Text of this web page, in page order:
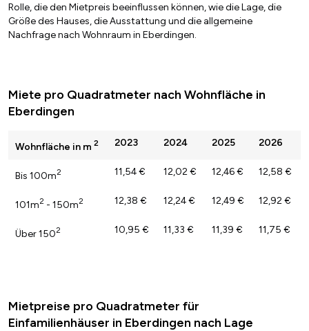
Rolle, die den Mietpreis beeinflussen können, wie die Lage, die
Größe des Hauses, die Ausstattung und die allgemeine
Nachfrage nach Wohnraum in Eberdingen.
Miete pro Quadratmeter nach Wohnfläche in
Eberdingen
Wohnfläche in m 2 2023 2024 2025 2026
Bis 100m2 11,54 € 12,02 € 12,46 € 12,58 €
101m2 - 150m2 12,38 € 12,24 € 12,49 € 12,92 €
Über 1502 10,95 € 11,33 € 11,39 € 11,75 €
Mietpreise pro Quadratmeter für
Einfamilienhäuser in Eberdingen nach Lage